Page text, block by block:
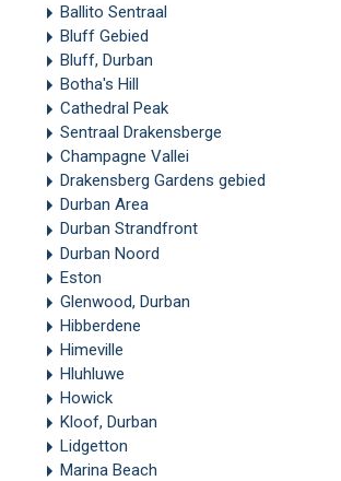
Ballito Sentraal
Bluff Gebied
Bluff, Durban
Botha's Hill
Cathedral Peak
Sentraal Drakensberge
Champagne Vallei
Drakensberg Gardens gebied
Durban Area
Durban Strandfront
Durban Noord
Eston
Glenwood, Durban
Hibberdene
Himeville
Hluhluwe
Howick
Kloof, Durban
Lidgetton
Marina Beach